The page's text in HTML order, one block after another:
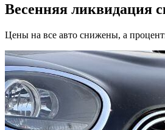
Весенняя ликвидация
Цены на все авто снижены, а